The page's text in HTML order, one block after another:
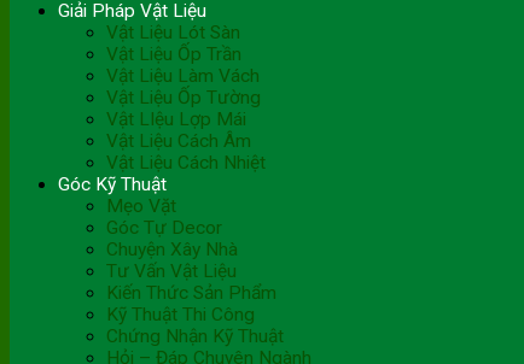
Giải Pháp Vật Liệu
Vật Liệu Lót Sàn
Vật Liệu Ốp Trần
Vật Liệu Làm Vách
Vật Liệu Ốp Tường
Vật LIệu Lợp Mái
Vật Liệu Cách Âm
Vật Liệu Cách Nhiệt
Góc Kỹ Thuật
Mẹo Vặt
Góc Tự Decor
Chuyện Xây Nhà
Tư Vấn Vật Liệu
Kiến Thức Sản Phẩm
Kỹ Thuật Thi Công
Chứng Nhận Kỹ Thuật
Hỏi – Đáp Chuyên Ngành